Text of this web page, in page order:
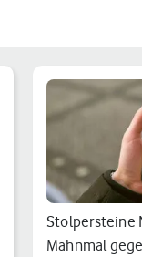
Stolpersteine
Mahnmal